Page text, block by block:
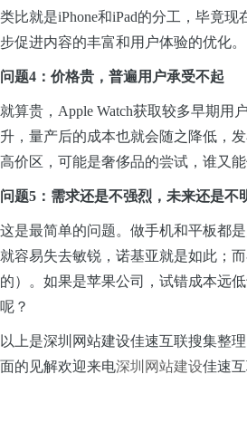
类比就是iPhone和iPad的分工，毕竟
步促进内容的丰富和用户体验的优化。
问题4：价格贵，普遍用户承受不起
就算贵，Apple Watch获取较多早期用
升，量产后的成本也就会随之降低，
高价区，可能是奢侈品的尝试，谁又
问题5：需求还是不强烈，未来还是不
这是最简单的问题。做手机和平板都
就容易失去敏锐，诺基亚就是如此；
的）。如果是苹果公司，试错成本远
呢？
以上是深圳网站建设佳速互联搜集整
面的见解欢迎来电深圳网站建设佳速